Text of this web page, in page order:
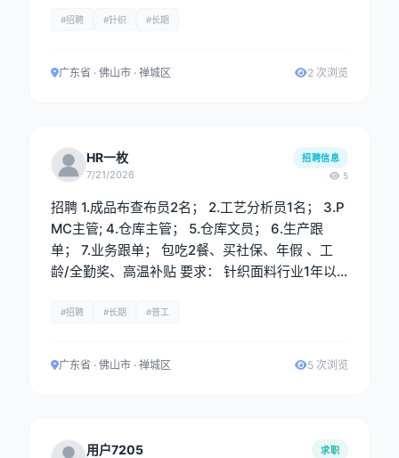
析、工艺单制作及生产技术支持工作。 3. 配合研
行上机分析、核价及成本控制。 4.与生产、品控、
料、现代纺织技术等相关专业优先。 2.具备2年以
上针织面料工艺分析或织造工艺相关工作经验。有
能熟练进行面料拆纱分析，准确判断纱支、成分、
组织结构及排针排三角工艺。
#招聘 #针织 #长期
广东省 · 佛山市 · 禅城区 2 次浏览
HR一枚
7/21/2026
招聘信息
5
招聘 1.成品布查布员2名； 2.工艺分析员1名； 3.P
MC主管; 4.仓库主管； 5.仓库文员； 6.生产跟
单； 7.业务跟单； 包吃2餐、买社保、年假 、工
龄/全勤奖、高温补贴 要求： 针织面料行业1年以
#招聘 #长期 #普工
广东省 · 佛山市 · 禅城区 5 次浏览
用户7205
求职